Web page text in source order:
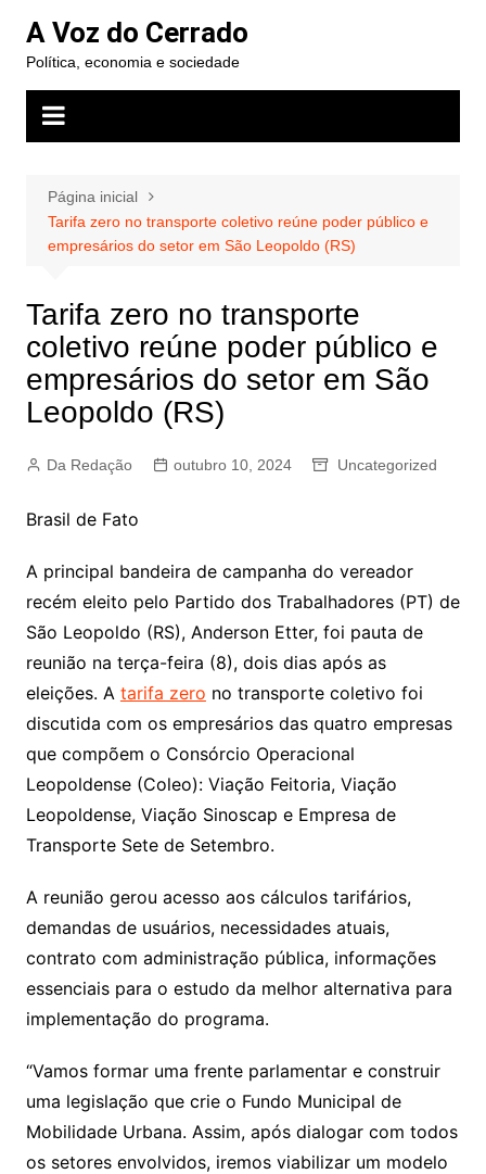
para
conteúdo
A Voz do Cerrado
Política, economia e sociedade
Página inicial
Tarifa zero no transporte coletivo reúne poder público e
empresários do setor em São Leopoldo (RS)
Tarifa zero no transporte
coletivo reúne poder público e
empresários do setor em São
Leopoldo (RS)
Da Redação outubro 10, 2024 Uncategorized
Brasil de Fato
A principal bandeira de campanha do vereador
recém eleito pelo Partido dos Trabalhadores (PT) de
São Leopoldo (RS), Anderson Etter, foi pauta de
reunião na terça-feira (8), dois dias após as
eleições. A tarifa zero no transporte coletivo foi
discutida com os empresários das quatro empresas
que compõem o Consórcio Operacional
Leopoldense (Coleo): Viação Feitoria, Viação
Leopoldense, Viação Sinoscap e Empresa de
Transporte Sete de Setembro.
A reunião gerou acesso aos cálculos tarifários,
demandas de usuários, necessidades atuais,
contrato com administração pública, informações
essenciais para o estudo da melhor alternativa para
implementação do programa.
“Vamos formar uma frente parlamentar e construir
uma legislação que crie o Fundo Municipal de
Mobilidade Urbana. Assim, após dialogar com todos
os setores envolvidos, iremos viabilizar um modelo